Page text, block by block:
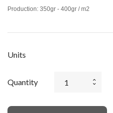
Production: 350gr - 400gr / m2
Units
Quantity